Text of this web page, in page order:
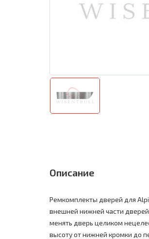
Описание
Ремкомплекты дверей для
внешней нижней части дверей
менять дверь целиком
высоту от нижней кромки до